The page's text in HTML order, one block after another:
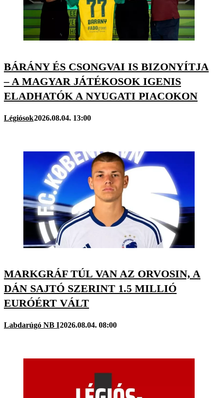
BÁRÁNY ÉS CSONGVAI IS BIZONYÍTJA
– A MAGYAR JÁTÉKOSOK IGENIS
ELADHATÓK A NYUGATI PIACOKON
Légiósok2026.08.04. 13:00
MARKGRÁF TÚL VAN AZ ORVOSIN, A
DÁN SAJTÓ SZERINT 1.5 MILLIÓ
EURÓÉRT VÁLT
Labdarúgó NB I2026.08.04. 08:00